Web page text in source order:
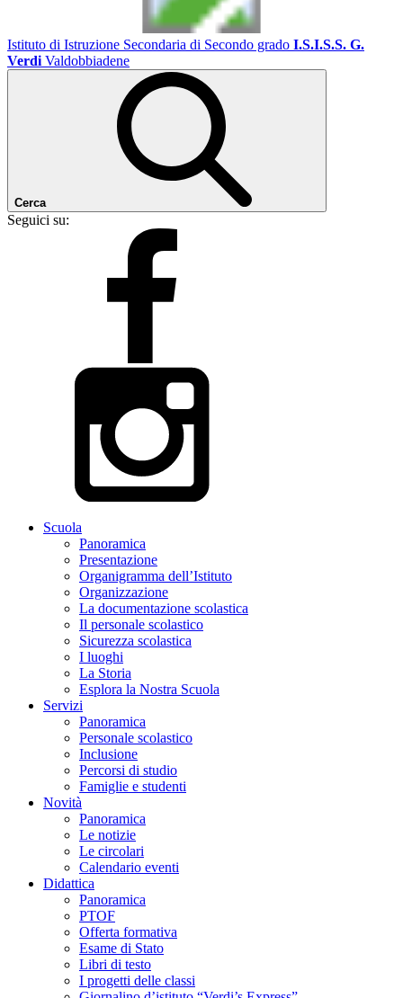
Istituto di Istruzione Secondaria di Secondo grado I.S.I.S.S. G.
Verdi Valdobbiadene
Cerca
Seguici su:
Scuola
Panoramica
Presentazione
Organigramma dell’Istituto
Organizzazione
La documentazione scolastica
Il personale scolastico
Sicurezza scolastica
I luoghi
La Storia
Esplora la Nostra Scuola
Servizi
Panoramica
Personale scolastico
Inclusione
Percorsi di studio
Famiglie e studenti
Novità
Panoramica
Le notizie
Le circolari
Calendario eventi
Didattica
Panoramica
PTOF
Offerta formativa
Esame di Stato
Libri di testo
I progetti delle classi